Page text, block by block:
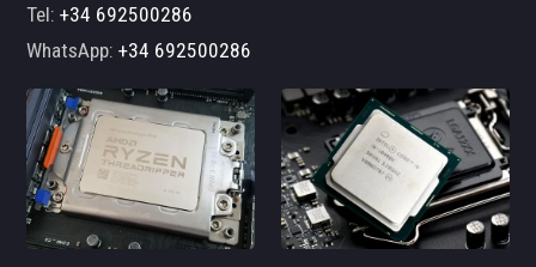
Tel:+34 692500286
WhatsApp:+34 692500286